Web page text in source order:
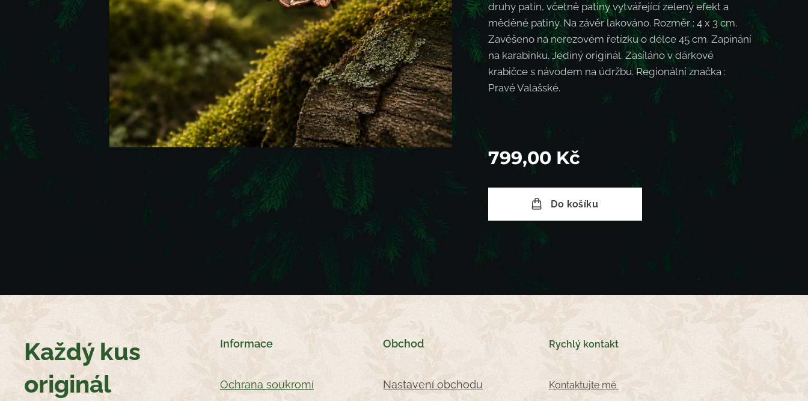
druhy patin, včetně patiny vytvářející zelený efekt a
měděné patiny. Na závěr lakováno. Rozměr : 4 x 3 cm.
Zavěšeno na nerezovém řetízku o délce 45 cm. Zapínání
na karabinku. Jediný originál. Zasíláno v dárkové
krabičce s návodem na údržbu. Regionální značka :
Pravé Valašské.
799,00 Kč
Do košíku
Každý kus
originál
Informace
Ochrana soukromí
Obchod
Nastavení obchodu
Rychlý kontakt
Kontaktujte mě